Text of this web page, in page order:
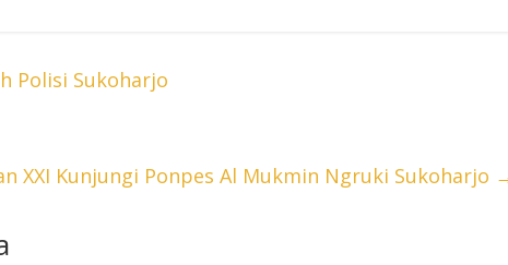
Polisi Sukoharjo
XXI Kunjungi Ponpes Al Mukmin Ngruki Sukoharjo